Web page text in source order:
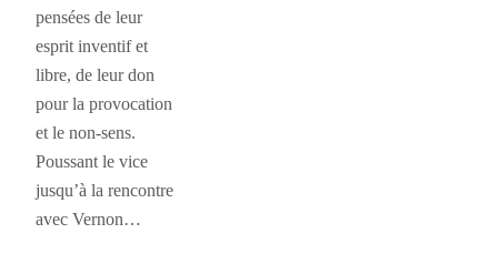
pensées de leur
esprit inventif et
libre, de leur don
pour la provocation
et le non-sens.
Poussant le vice
jusqu’à la rencontre
avec Vernon…